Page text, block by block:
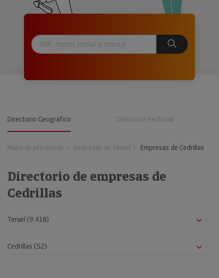
Directorio Geográfico Directorio Sectorial
Mapa de provincias Empresas de Teruel Empresas de Cedrillas
Directorio de empresas de
Cedrillas